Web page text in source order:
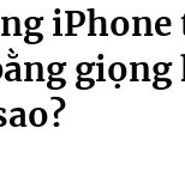
trí
iPhone
giọng